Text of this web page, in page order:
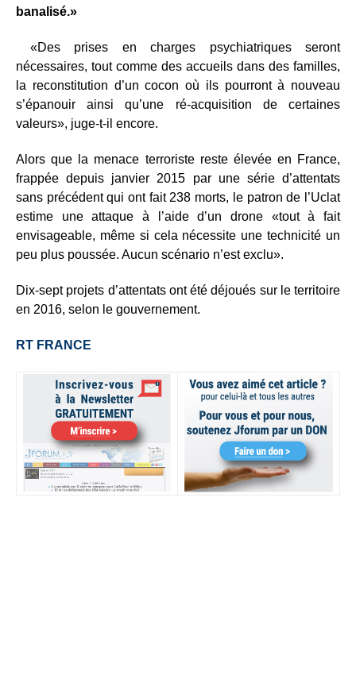
banalisé.»
«Des prises en charges psychiatriques seront
nécessaires, tout comme des accueils dans des familles,
la reconstitution d’un cocon où ils pourront à nouveau
s’épanouir ainsi qu’une ré-acquisition de certaines
valeurs», juge-t-il encore.
Alors que la menace terroriste reste élevée en France,
frappée depuis janvier 2015 par une série d’attentats
sans précédent qui ont fait 238 morts, le patron de l’Uclat
estime une attaque à l’aide d’un drone «tout à fait
envisageable, même si cela nécessite une technicité un
peu plus poussée. Aucun scénario n’est exclu».
Dix-sept projets d’attentats ont été déjoués sur le territoire
en 2016, selon le gouvernement.
RT FRANCE